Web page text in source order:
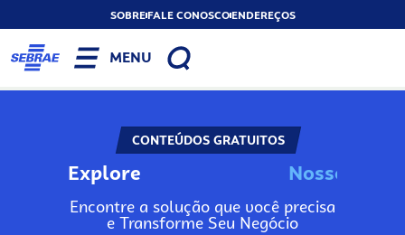
SOBREFALE CONOSCOENDEREÇOS
MENU
CONTEÚDOS GRATUITOS
Explore Nosso
Encontre a solução que você precisa
e Transforme Seu Negócio